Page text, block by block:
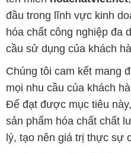
đầu trong lĩnh vực kinh
hóa chất công nghiệp đa
cầu sử dụng của khách
Chúng tôi cam kết mang
mọi nhu cầu của khách
Để đạt được mục tiêu
sản phẩm hóa chất chất
lý, tạo nên giá trị thực sự